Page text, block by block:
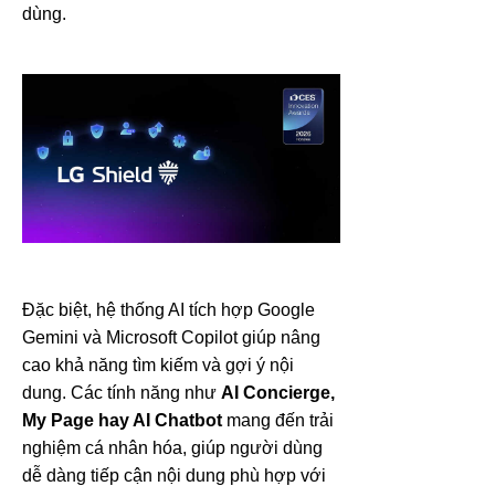
dùng.
Đặc biệt, hệ thống AI tích hợp Google
Gemini và Microsoft Copilot giúp nâng
cao khả năng tìm kiếm và gợi ý nội
dung. Các tính năng như AI Concierge,
My Page hay AI Chatbot mang đến trải
nghiệm cá nhân hóa, giúp người dùng
dễ dàng tiếp cận nội dung phù hợp với